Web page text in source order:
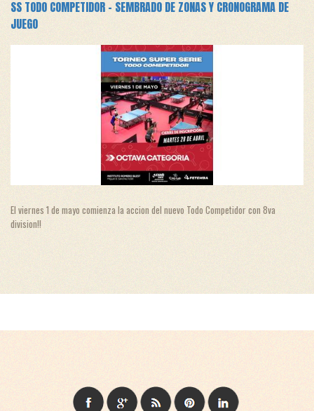
SS TODO COMPETIDOR - SEMBRADO DE ZONAS Y CRONOGRAMA DE
JUEGO
El viernes 1 de mayo comienza la accion del nuevo Todo Competidor con 8va
division!!